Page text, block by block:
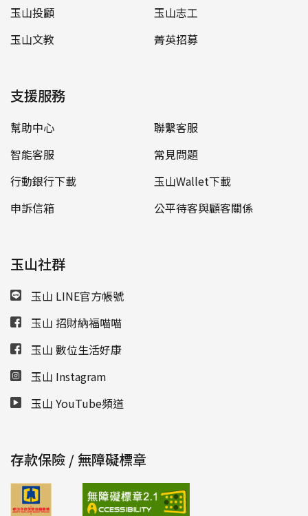
玉山投顧
玉山志工
玉山文教
菁英招募
支援服務
幫助中心
聯繫客服
智能客服
常見問題
行動銀行下載
玉山Wallet下載
申訴信箱
公平待客與顧客關係
玉山社群
玉山 LINE官方帳號
玉山 招財納福喵喵
玉山 數位生活好康
玉山 Instagram
玉山 YouTube頻道
存款保險 / 無障礙標章